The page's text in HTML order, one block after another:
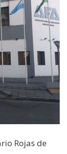
Rojas de